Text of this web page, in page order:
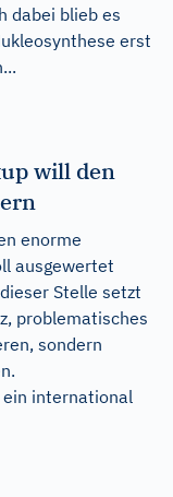
dabei blieb es
erst
will den
enorme
ausgewertet
Stelle setzt
problematisches
sondern
international